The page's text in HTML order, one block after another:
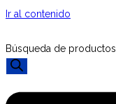
Ir al contenido
Búsqueda de productos